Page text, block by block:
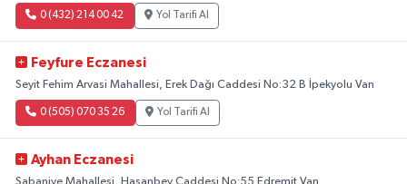
0 (432) 214 00 42 Yol Tarifi Al
Feyfure Eczanesi
Seyit Fehim Arvasi Mahallesi, Erek Dağı Caddesi No:32 B İpekyolu Van
0 (505) 070 35 26 Yol Tarifi Al
Ayhan Eczanesi